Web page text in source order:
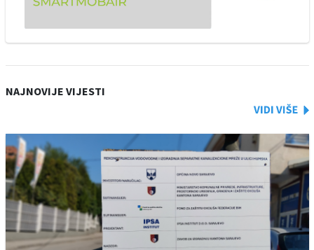
NAJNOVIJE VIJESTI